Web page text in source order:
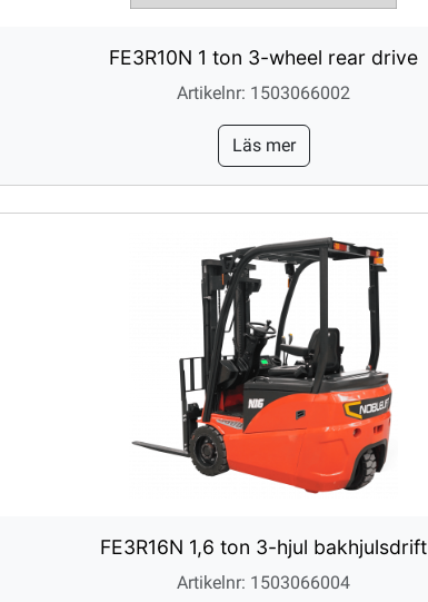
FE3R10N 1 ton 3-wheel rear drive
Artikelnr: 1503066002
Läs mer
FE3R16N 1,6 ton 3-hjul bakhjulsdrift
Artikelnr: 1503066004